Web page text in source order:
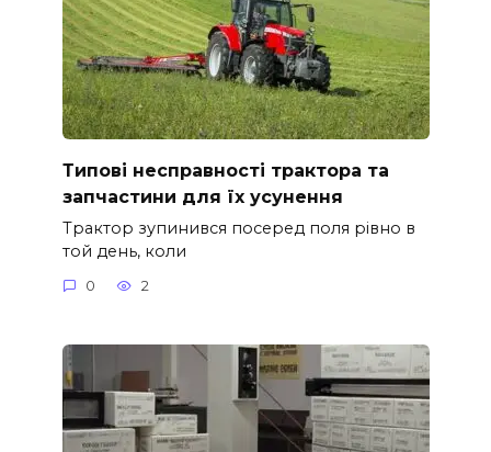
Типові несправності трактора та
запчастини для їх усунення
Трактор зупинився посеред поля рівно в
той день, коли
0 2